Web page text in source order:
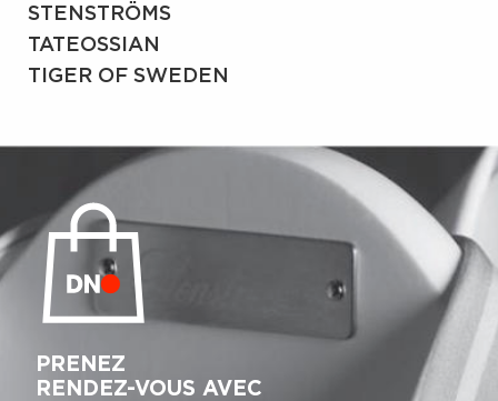
STENSTRÖMS
TATEOSSIAN
TIGER OF SWEDEN
PRENEZ
RENDEZ-VOUS AVEC